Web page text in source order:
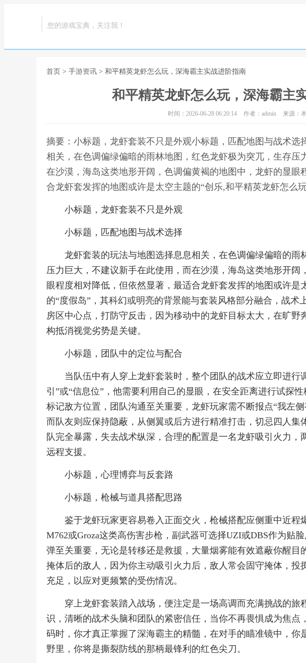
您的游戏宝典，关注我！
首页 > 手游资讯 > 和平精英龙虾怎么玩，深海霸主实战进阶指南
和平精英龙虾怎么玩，深海霸主
时间：2026-06-28 06:20:14 作者：admin 来源：
摘要：小标题，龙虾套装不只是外观小标题，匹配地图与战术选
相关，在色调偏绿偏暗的雨林地图，红色龙虾极为突兀，生存压
在沙漠，海岛这类地形开阔，色调偏黄褐的地图中，龙虾的显眼
合龙虾套发挥的地图或许是太空主题的“创乐,和平精英龙虾怎么
小标题，龙虾套装不只是外观
小标题，匹配地图与战术选择
龙虾套装的玩法与地图选择息息相关，在色调偏绿偏暗的雨
压力巨大，不建议新手在此使用，而在沙漠，海岛这类地形开阔
眼程度相对降低，但依然显著，最适合龙虾套发挥的地图或许是
的“度假岛”，其科幻或明亮的背景能与套装风格部分融合，战术
房区中心点，打防守反击，因为移动中的龙虾目标太大，在旷野
构抵消视觉劣势是关键。
小标题，团队中的定位与配合
当队伍中有人穿上龙虾套装时，整个团队的战术应立即进行
引”或“信息位”，他需要利用自己的显眼，在安全距离进行试探
标记敌方位置，团队沟通至关重要，龙虾玩家需不断报点“我左侧
而队友则应保持隐蔽，从侧翼或后方进行精准打击，切忌四人集
队完全暴露，失去战术纵深，合理的配置是一名龙虾吸引火力，
远程支援。
小标题，心理博弈与反套路
小标题，枪械与道具搭配思路
鉴于龙虾玩家更容易卷入正面交火，枪械搭配应侧重中近程
M762或Groza这类高伤害步枪，副武器可选择UZI或DBS作为贴
弹至关重要，无论是转移还是救援，大量烟雾能有效遮蔽你醒目
掩体后的敌人，因为你主动吸引火力后，敌人常会固守掩体，投
充足，以应对更频繁的受伤情况。
穿上龙虾套装踏入战场，便注定是一场高调而充满挑战的旅
识，清晰的战术头脑和团队的紧密信任，当你不再畏惧成为焦点
码时，你才真正掌握了深海霸主的精髓，在对手的瞄准镜中，你
野里，你将是撕裂防线的那柄最锋利的红色尖刀。